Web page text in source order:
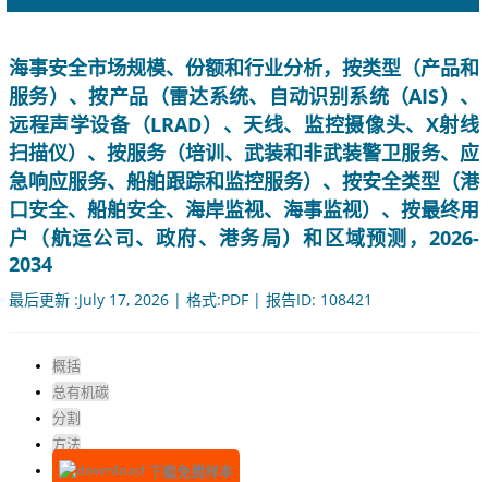
海事安全市场规模、份额和行业分析，按类型（产品和
服务）、按产品（雷达系统、自动识别系统（AIS）、
远程声学设备（LRAD）、天线、监控摄像头、X射线
扫描仪）、按服务（培训、武装和非武装警卫服务、应
急响应服务、船舶跟踪和监控服务）、按安全类型（港
口安全、船舶安全、海岸监视、海事监视）、按最终用
户（航运公司、政府、港务局）和区域预测，2026-
2034
最后更新 :July 17, 2026 | 格式:PDF | 报告ID: 108421
概括
总有机碳
分割
方法
下载免费样本